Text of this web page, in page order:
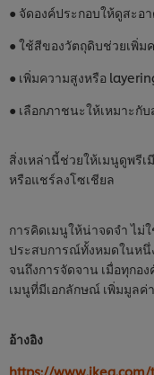
● จัดองค์ประกอบให้ดูสะอ
● ใช้สีของวัตถุดิบช่วยเพิ่ม
● เพิ่มความสูงหรือ
● เลือกภาชนะให้เหมาะกั
สิ่งเหล่านี้ช่วยให้เมนูดูพรี
หรือแชร์ลงโซเชียล
การคิดเมนูให้น่าจดจำ ไม่
ประสบการณ์ทั้งหมดในหนึ่
จนถึงการจัดจาน เมื่อทุกอ
เมนูที่มีเอกลักษณ์ เพิ่มมูล
อ้างอิง
https://